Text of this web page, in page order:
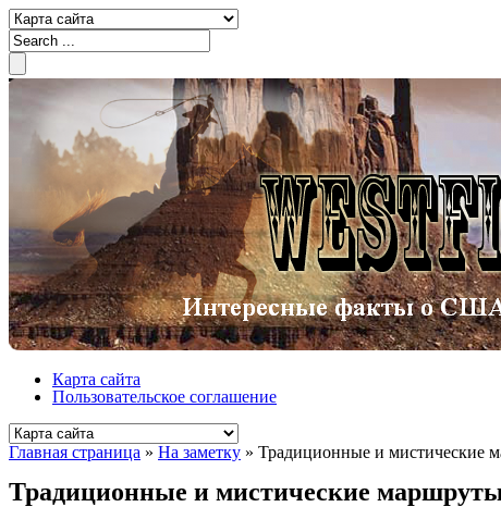
Карта сайта
Пользовательское соглашение
Главная страница » На заметку » Традиционные и мистические
Традиционные и мистические